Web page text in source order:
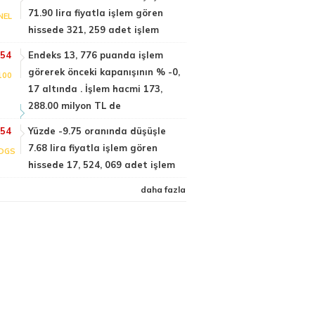
71.90 lira fiyatla işlem gören
hissede 321, 259 adet işlem
Endeks 13, 776 puanda işlem
görerek önceki kapanışının % -0,
17 altında . İşlem hacmi 173,
288.00 milyon TL de
Yüzde -9.75 oranında düşüşle
7.68 lira fiyatla işlem gören
hissede 17, 524, 069 adet işlem
daha fazla